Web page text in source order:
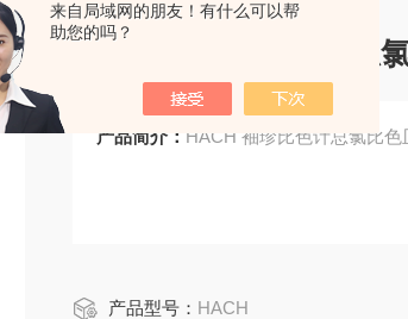
来自局域网的朋友！有什么可以帮
助您的吗？
HACH 袖珍比色计总
产品简介： HACH 袖珍比色计总氯比
产品型号： HACH